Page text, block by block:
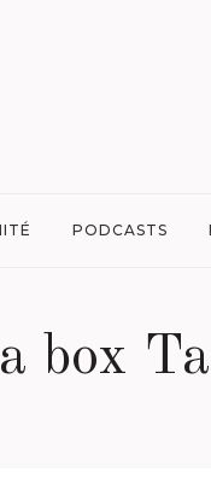
PODCASTS
box